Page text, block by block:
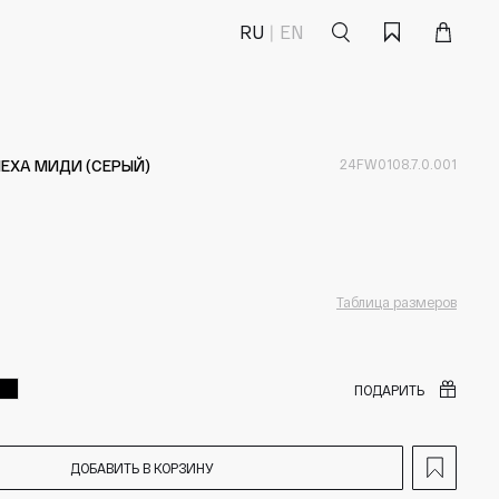
RU EN Поиск ИзбранноеКорзина
МИДИ (СЕРЫЙ) 24FW0108.7.0.001
Таблица размеров
ПОДАРИТЬ
ДОБАВИТЬ В КОРЗИНУ